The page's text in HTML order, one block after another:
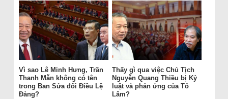
Vì sao Lê Minh Hưng, Trần
Thanh Mẫn không có tên
trong Ban Sửa đổi Điều Lệ
Đảng?
Thấy gì qua việc Chủ Tịch
Nguyễn Quang Thiều bị Kỷ
luật và phản ứng của Tô
Lâm?